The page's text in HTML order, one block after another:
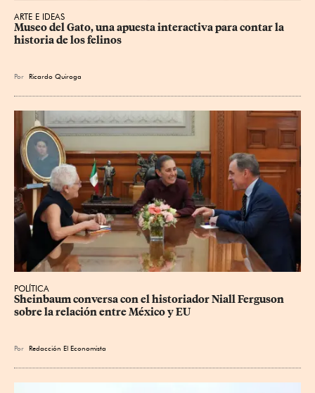
ARTE E IDEAS
Museo del Gato, una apuesta interactiva para contar la
historia de los felinos
Por Ricardo Quiroga
POLÍTICA
Sheinbaum conversa con el historiador Niall Ferguson
sobre la relación entre México y EU
Por Redacción El Economista